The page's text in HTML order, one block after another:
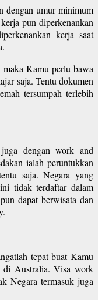
dengan umur minimum
pun diperkenankan
kerja saat
Kamu perlu bawa
saja. Tentu dokumen
tersumpah terlebih
dengan work and
ialah peruntukkan
saja. Negara yang
tidak terdaftar dalam
dapat berwisata dan
tepat buat Kamu
di Australia. Visa work
Negara termasuk juga